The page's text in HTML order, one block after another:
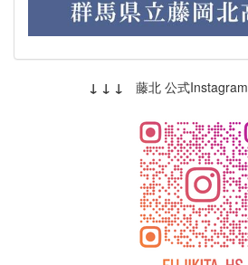
↓ ↓ ↓ 藤北 公式Instagram